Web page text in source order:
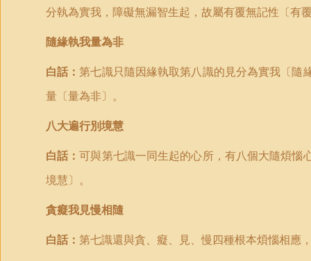
分執為實我，障礙無漏智生起，故屬有覆無記性〔有
隨緣執我量為非
白話：第七識只隨因緣執取第八識的見分為實我〔
量〔量為非〕。
八大遍行別境慧
白話：可與第七識一同生起的心所，有八個大隨煩
境慧〕。
貪癡我見慢相隨
白話： 第七識還與貪、癡、見、慢四種根本煩惱相應